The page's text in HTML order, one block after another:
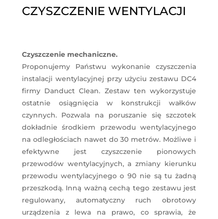
CZYSZCZENIE WENTYLACJI
Czyszczenie mechaniczne.
Proponujemy Państwu wykonanie czyszczenia
instalacji wentylacyjnej przy użyciu zestawu DC4
firmy Danduct Clean. Zestaw ten wykorzystuje
ostatnie osiągnięcia w konstrukcji wałków
czynnych. Pozwala na poruszanie się szczotek
dokładnie środkiem przewodu wentylacyjnego
na odległościach nawet do 30 metrów. Możliwe i
efektywne jest czyszczenie pionowych
przewodów wentylacyjnych, a zmiany kierunku
przewodu wentylacyjnego o 90 nie są tu żadną
przeszkodą. Inną ważną cechą tego zestawu jest
regulowany, automatyczny ruch obrotowy
urządzenia z lewa na prawo, co sprawia, że